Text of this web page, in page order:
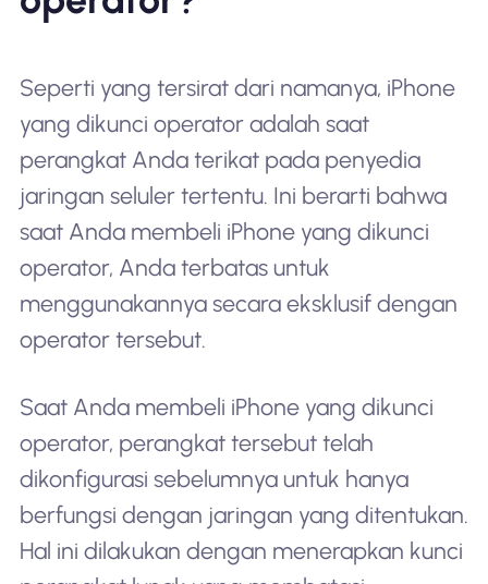
Seperti yang tersirat dari namanya, iPhone
yang dikunci operator adalah saat
perangkat Anda terikat pada penyedia
jaringan seluler tertentu. Ini berarti bahwa
saat Anda membeli iPhone yang dikunci
operator, Anda terbatas untuk
menggunakannya secara eksklusif dengan
operator tersebut.
Saat Anda membeli iPhone yang dikunci
operator, perangkat tersebut telah
dikonfigurasi sebelumnya untuk hanya
berfungsi dengan jaringan yang ditentukan.
Hal ini dilakukan dengan menerapkan kunci